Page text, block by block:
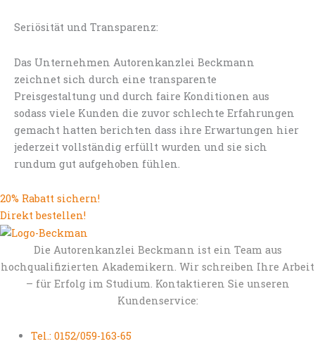
Seriösität und Transparenz:
Das Unternehmen Autorenkanzlei Beckmann
zeichnet sich durch eine transparente
Preisgestaltung und durch faire Konditionen aus
sodass viele Kunden die zuvor schlechte Erfahrungen
gemacht hatten berichten dass ihre Erwartungen hier
jederzeit vollständig erfüllt wurden und sie sich
rundum gut aufgehoben fühlen.
20% Rabatt sichern!
Direkt bestellen!
Die Autorenkanzlei Beckmann ist ein Team aus
hochqualifizierten Akademikern. Wir schreiben Ihre Arbeit
– für Erfolg im Studium. Kontaktieren Sie unseren
Kundenservice:
Tel.: 0152/059-163-65